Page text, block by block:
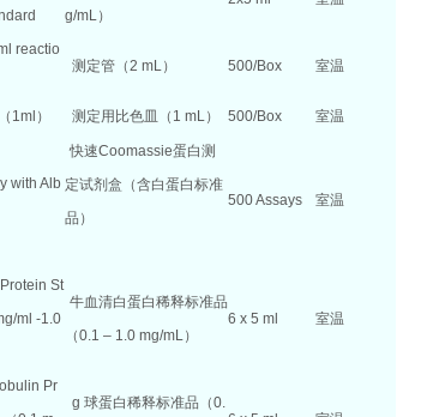
g/mL）
reactio
测定管（2 mL） 500/Box 室温
1ml） 测定用比色皿 （ 1 mL） 500/Box 室温
with Alb
快速Coomassie蛋白测
定试剂盒（含白蛋白标准
品）
500 Assays 室温
St
ml -1.0
牛血清白蛋白稀释标准品
（0.1 – 1.0 mg/mL）
6 x 5 ml 室温
Pr
g 球蛋白稀释标准品（0.